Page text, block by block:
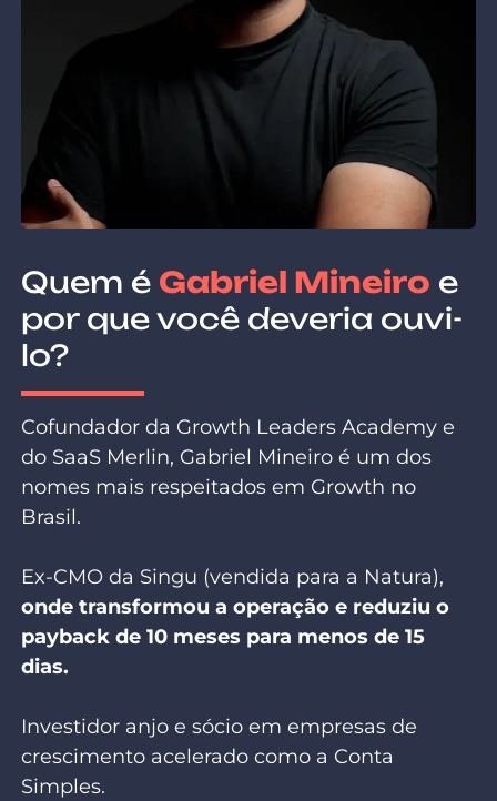
Quem é Gabriel Mineiro e
por que você deveria ouvi-
lo?
Cofundador da Growth Leaders Academy e
do SaaS Merlin, Gabriel Mineiro é um dos
nomes mais respeitados em Growth no
Brasil.
Ex-CMO da Singu (vendida para a Natura),
onde transformou a operação e reduziu o
payback de 10 meses para menos de 15
dias.
Investidor anjo e sócio em empresas de
crescimento acelerado como a Conta
Simples.